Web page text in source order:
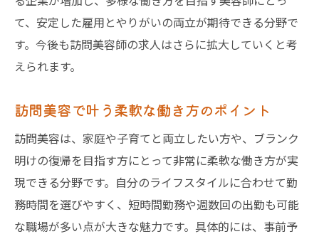
訪問美容求人が家庭との両立に最適な理由
家庭優先でも働ける訪問美容師の生活術
訪問美容で子育て世代が活躍する方法
千葉県で訪問美容師が家庭と両立するコツ
介護分野で活躍する訪問美容師の現場
介護美容求人と訪問美容のやりがい体験
訪問美容師が介護現場で求められる理由
て、安定した雇用とやりがいの両立が期待できる分野で
す。今後も訪問美容師の求人はさらに拡大していくと考
えられます。
訪問美容で叶う柔軟な働き方のポイント
訪問美容は、家庭や子育てと両立したい方や、ブランク
明けの復帰を目指す方にとって非常に柔軟な働き方が実
現できる分野です。自分のライフスタイルに合わせて勤
務時間を選びやすく、短時間勤務や週数回の出勤も可能
な職場が多い点が大きな魅力です。具体的には、事前予